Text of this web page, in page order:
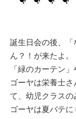
誕生日会の後、「
ん？！が来たよ。
「緑のカーテン
ゴーヤは栄養士
て、幼児クラスの
ゴーヤは夏バテに